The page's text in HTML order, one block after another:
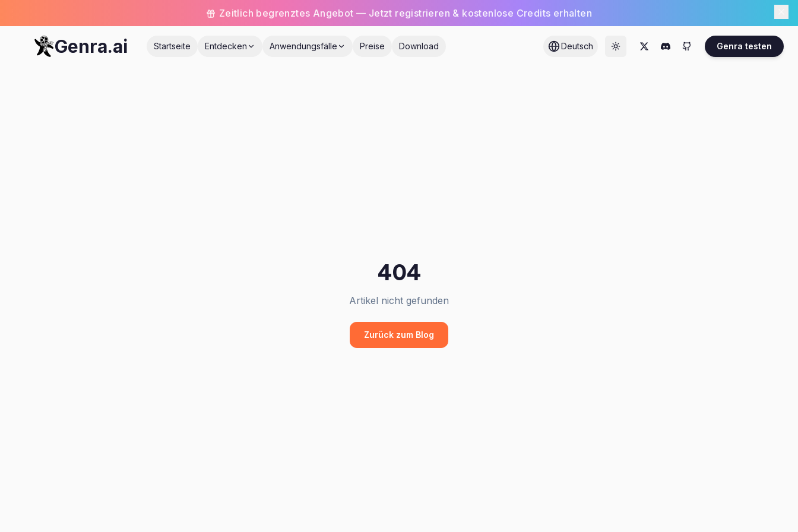
Zeitlich begrenztes Angebot — Jetzt registrieren & kostenlose Credits erhalten
Genra.ai Startseite Entdecken Anwendungsfälle Preise Download Deutsch Genra testen
404
Artikel nicht gefunden
Zurück zum Blog